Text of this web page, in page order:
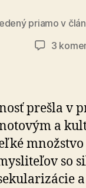
priamo v
3
prešla v
a
so